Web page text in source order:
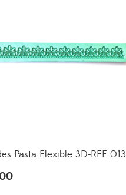
Pasta Flexible 3D-REF 013